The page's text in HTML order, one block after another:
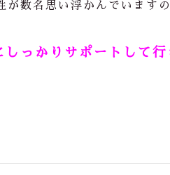
数名思い浮かんでいます
しっかりサポートして